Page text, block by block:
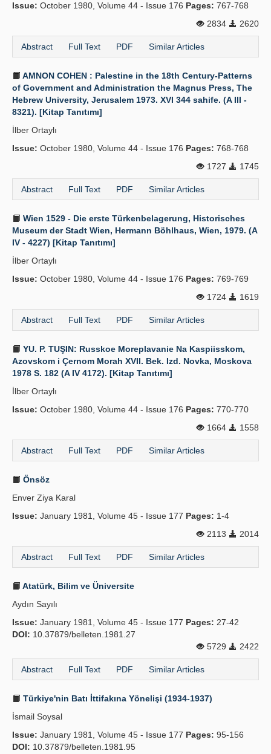
Issue: October 1980, Volume 44 - Issue 176 Pages: 767-768
2834
2620
Abstract Full Text PDF Similar Articles
AMNON COHEN : Palestine in the 18th Century-Patterns
of Government and Administration the Magnus Press, The
Hebrew University, Jerusalem 1973. XVI 344 sahife. (A III -
8321). [Kitap Tanıtımı]
İlber Ortaylı
Issue: October 1980, Volume 44 - Issue 176 Pages: 768-768
1727
1745
Abstract Full Text PDF Similar Articles
Wien 1529 - Die erste Türkenbelagerung, Historisches
Museum der Stadt Wien, Hermann Böhlhaus, Wien, 1979. (A
IV - 4227) [Kitap Tanıtımı]
İlber Ortaylı
Issue: October 1980, Volume 44 - Issue 176 Pages: 769-769
1724
1619
Abstract Full Text PDF Similar Articles
YU. P. TUŞIN: Russkoe Moreplavanie Na Kaspiisskom,
Azovskom i Çernom Morah XVII. Bek. Izd. Novka, Moskova
1978 S. 182 (A IV 4172). [Kitap Tanıtımı]
İlber Ortaylı
Issue: October 1980, Volume 44 - Issue 176 Pages: 770-770
1664
1558
Abstract Full Text PDF Similar Articles
Önsöz
Enver Ziya Karal
Issue: January 1981, Volume 45 - Issue 177 Pages: 1-4
2113
2014
Abstract Full Text PDF Similar Articles
Atatürk, Bilim ve Üniversite
Aydın Sayılı
Issue: January 1981, Volume 45 - Issue 177 Pages: 27-42
DOI: 10.37879/belleten.1981.27
5729
2422
Abstract Full Text PDF Similar Articles
Türkiye'nin Batı İttifakına Yönelişi (1934-1937)
İsmail Soysal
Issue: January 1981, Volume 45 - Issue 177 Pages: 95-156
DOI: 10.37879/belleten.1981.95